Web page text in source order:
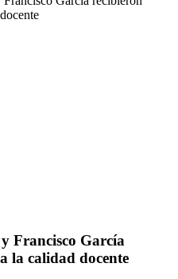
Francisco García
la calidad docente